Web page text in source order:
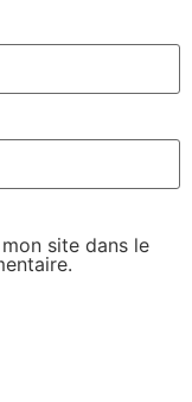
site dans le